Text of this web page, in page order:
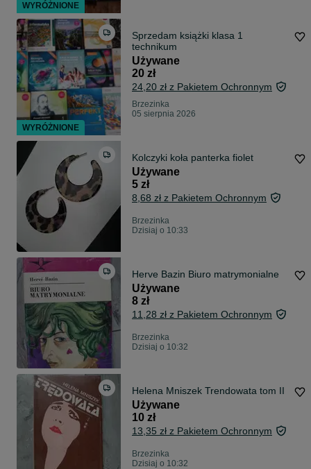
Sprzedam książki klasa 1
technikum
Używane
20 zł
24,20 zł z Pakietem Ochronnym
Brzezinka
05 sierpnia 2026
Kolczyki koła panterka fiolet
Używane
5 zł
8,68 zł z Pakietem Ochronnym
Brzezinka
Dzisiaj o 10:33
Herve Bazin Biuro matrymonialne
Używane
8 zł
11,28 zł z Pakietem Ochronnym
Brzezinka
Dzisiaj o 10:32
Helena Mniszek Trendowata tom II
Używane
10 zł
13,35 zł z Pakietem Ochronnym
Brzezinka
Dzisiaj o 10:32
WYRÓŻNIONE
WYRÓŻNIONE